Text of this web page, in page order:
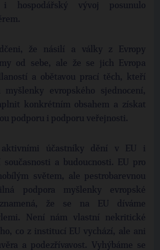
i hospodářský vývoj posunulo
že násilí a války z Evropy
od sebe, ale že se jich Evropa
a obětavou prací těch, kteří
evropského sjednocení,
konkrétním obsahem a získat
podporu i podporu veřejnosti.
aktivními účastníky dění v EU i
a budoucnosti. EU pro
světem, ale pestrobarevnou
podpora myšlenky evropské
že se na EU díváme
Není nám vlastní nekritické
co z institucí EU vychází, ale ani
a podezřívavost. Vyhýbáme se